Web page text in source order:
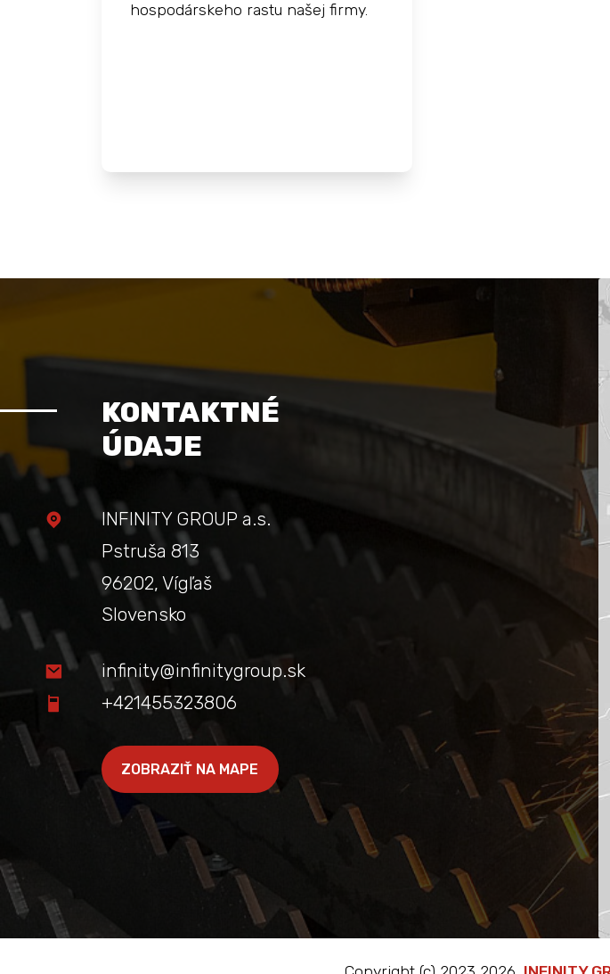
hospodárskeho rastu našej firmy.
KONTAKTNÉ
ÚDAJE
INFINITY GROUP a.s.
Pstruša 813
96202, Vígľaš
Slovensko
infinity@infinitygroup.sk
+421455323806
ZOBRAZIŤ NA MAPE